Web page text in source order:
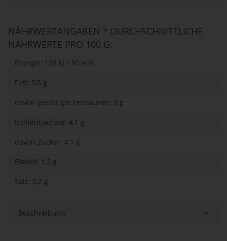
NÄHRWERTANGABEN * DURCHSCHNITTLICHE
NÄHRWERTE PRO 100 G:
Energie: 128 kJ / 30 kcal
Fett: 0,5 g
davon gesättigte Fettsäuren: 0 g
Kohlenhydrate: 4,1 g
davon Zucker: 4,1 g
Eiweiß: 1,2 g
Salz: 0,2 g
Beschreibung